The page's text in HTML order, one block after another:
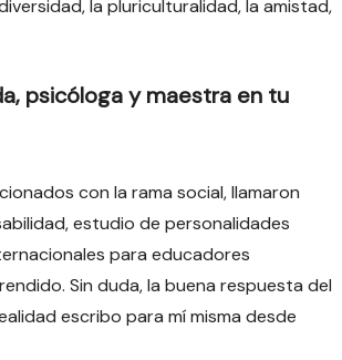
la pluriculturalidad, la amistad,
psicóloga y maestra en tu
con la rama social, llamaron
estudio de personalidades
para educadores
Sin duda, la buena respuesta del
escribo para mí misma desde